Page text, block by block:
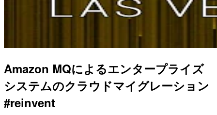
Amazon MQによるエンタープライズ
システムのクラウドマイグレーション
#reinvent